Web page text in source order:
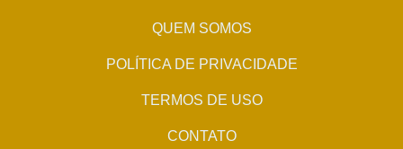
QUEM SOMOS
POLÍTICA DE PRIVACIDADE
TERMOS DE USO
CONTATO